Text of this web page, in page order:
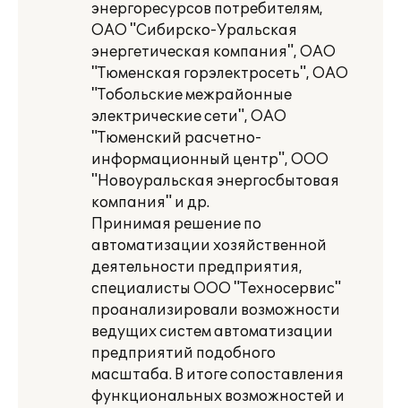
энергоресурсов потребителям,
ОАО "Сибирско-Уральская
энергетическая компания", ОАО
"Тюменская горэлектросеть", ОАО
"Тобольские межрайонные
электрические сети", ОАО
"Тюменский расчетно-
информационный центр", ООО
"Новоуральская энергосбытовая
компания" и др.
Принимая решение по
автоматизации хозяйственной
деятельности предприятия,
специалисты ООО "Техносервис"
проанализировали возможности
ведущих систем автоматизации
предприятий подобного
масштаба. В итоге сопоставления
функциональных возможностей и